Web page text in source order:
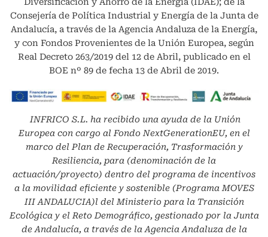
Diversificación y Ahorro de la Energía (IDAE); de la
Consejería de Política Industrial y Energía de la Junta de
Andalucía, a través de la Agencia Andaluza de la Energía,
y con Fondos Provenientes de la Unión Europea, según
Real Decreto 263/2019 del 12 de Abril, publicado en el
BOE nº 89 de fecha 13 de Abril de 2019.
INFRICO S.L. ha recibido una ayuda de la Unión
Europea con cargo al Fondo NextGenerationEU, en el
marco del Plan de Recuperación, Trasformación y
Resiliencia, para (denominación de la
actuación/proyecto) dentro del programa de incentivos
a la movilidad eficiente y sostenible (Programa MOVES
III ANDALUCIA)l del Ministerio para la Transición
Ecológica y el Reto Demográfico, gestionado por la Junta
de Andalucía, a través de la Agencia Andaluza de la